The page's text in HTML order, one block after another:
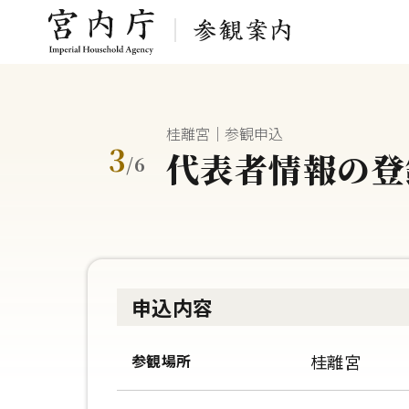
3/6
桂離宮｜参観申込
代表者情報の
申込内容
参観場所 桂離宮